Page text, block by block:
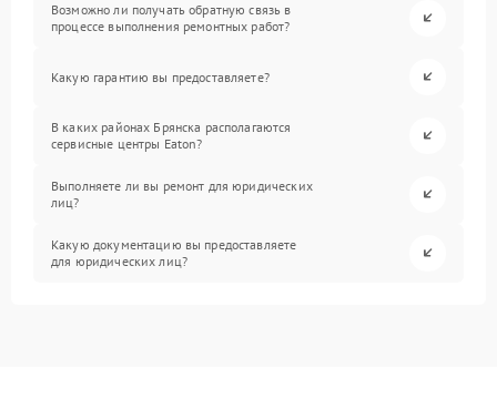
Возможно ли получать обратную связь в
процессе выполнения ремонтных работ?
Какую гарантию вы предоставляете?
В каких районах Брянска располагаются
сервисные центры Eaton?
Выполняете ли вы ремонт для юридических
лиц?
Какую документацию вы предоставляете
для юридических лиц?